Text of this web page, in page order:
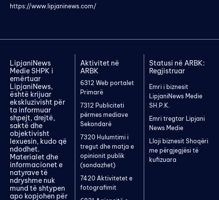
https://www.lipjaninews.com/
LipjaniNews
Medie SHPK i
emërtuar
LipjaniNews,
është krijuar
ekskluzivisht për
ta informuar
shpejt, drejtë,
saktë dhe
objektivisht
lexuesin, kudo që
ndodhet.
Materialet dhe
informacionet e
natyrave të
ndryshme nuk
mund të shtypen
apo kopjohen për
Aktivitet në
ARBK
6312 Web portalet
Primarë
7312 Publiciteti
përmes mediave
Sekondarë
7320 Hulumtimi i
tregut dhe matja e
opinionit publik
(sondazhet)
7420 Aktivitetet e
fotografimit
Statusi në ARBK:
Regjistruar
Emri i biznesit
LipjaniNews Medie
SH.P.K.
Emri tregtar Lipjani
News Medie
Lloji biznesit Shoqëri
me përgjegjësi të
kufizuara